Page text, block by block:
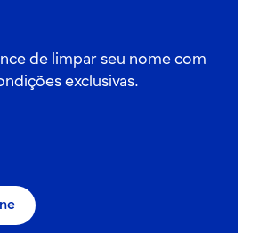
de limpar seu nome com
exclusivas.